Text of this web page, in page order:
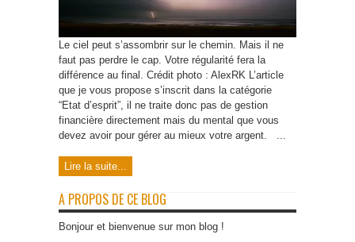
Le ciel peut s’assombrir sur le chemin. Mais il ne
faut pas perdre le cap. Votre régularité fera la
différence au final. Crédit photo : AlexRK L’article
que je vous propose s’inscrit dans la catégorie
“Etat d’esprit”, il ne traite donc pas de gestion
financière directement mais du mental que vous
devez avoir pour gérer au mieux votre argent. ...
Lire la suite...
A PROPOS DE CE BLOG
Bonjour et bienvenue sur mon blog !